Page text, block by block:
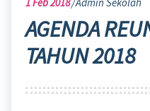
AGENDA
TAHUN 2018